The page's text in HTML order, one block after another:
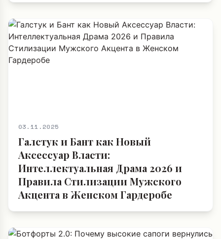
03.11.2025
Галстук и Бант как Новый
Аксессуар Власти:
Интеллектуальная Драма 2026 и
Правила Стилизации Мужского
Акцента в Женском Гардеробе